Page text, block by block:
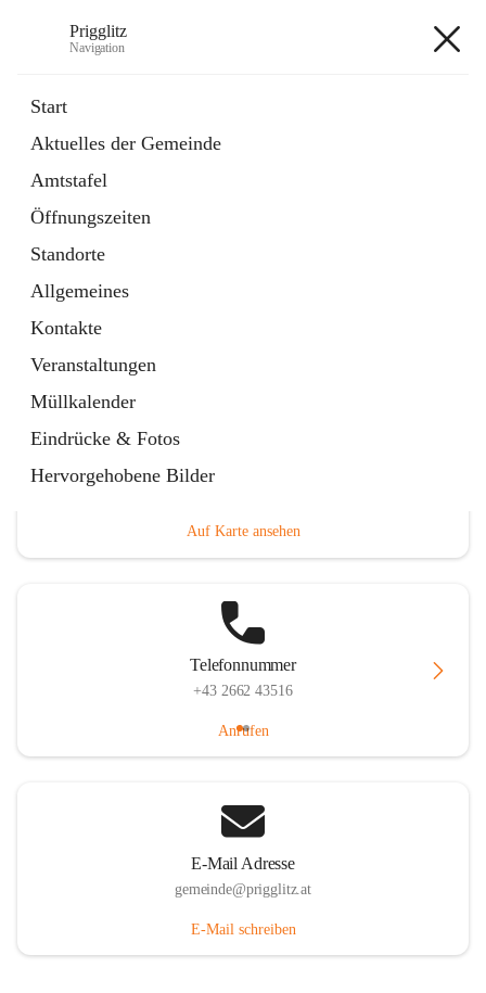
Prigglitz
Navigation
Start
Aktuelles der Gemeinde
Amtstafel
Öffnungszeiten
Standorte
Allgemeines
Kontakte
Veranstaltungen
Müllkalender
Eindrücke & Fotos
Hervorgehobene Bilder
Externe Webseite
in
Tab
Gemeindezeitung
Ordner
öffnet
in
neuem
Tab
Hauptadresse
Auf Karte ansehen
Telefonnummer
+43 2662 43516
Anrufen
E-Mail Adresse
gemeinde@prigglitz.at
E-Mail schreiben